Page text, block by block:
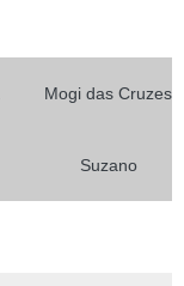
Mogi das Cruzes
Suzano